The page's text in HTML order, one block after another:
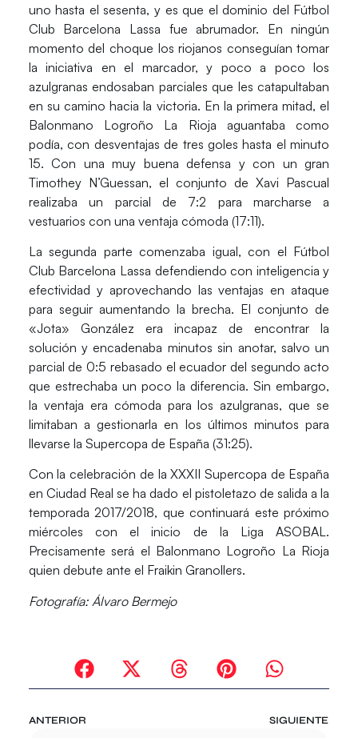
uno hasta el sesenta, y es que el dominio del Fútbol
Club Barcelona Lassa fue abrumador. En ningún
momento del choque los riojanos conseguían tomar
la iniciativa en el marcador, y poco a poco los
azulgranas endosaban parciales que les catapultaban
en su camino hacia la victoria. En la primera mitad, el
Balonmano Logroño La Rioja aguantaba como
podía, con desventajas de tres goles hasta el minuto
15. Con una muy buena defensa y con un gran
Timothey N’Guessan, el conjunto de Xavi Pascual
realizaba un parcial de 7:2 para marcharse a
vestuarios con una ventaja cómoda (17:11).
La segunda parte comenzaba igual, con el Fútbol
Club Barcelona Lassa defendiendo con inteligencia y
efectividad y aprovechando las ventajas en ataque
para seguir aumentando la brecha. El conjunto de
«Jota» González era incapaz de encontrar la
solución y encadenaba minutos sin anotar, salvo un
parcial de 0:5 rebasado el ecuador del segundo acto
que estrechaba un poco la diferencia. Sin embargo,
la ventaja era cómoda para los azulgranas, que se
limitaban a gestionarla en los últimos minutos para
llevarse la Supercopa de España (31:25).
Con la celebración de la XXXII Supercopa de España
en Ciudad Real se ha dado el pistoletazo de salida a la
temporada 2017/2018, que continuará este próximo
miércoles con el inicio de la Liga ASOBAL.
Precisamente será el Balonmano Logroño La Rioja
quien debute ante el Fraikin Granollers.
Fotografía: Álvaro Bermejo
ANTERIOR SIGUIENTE